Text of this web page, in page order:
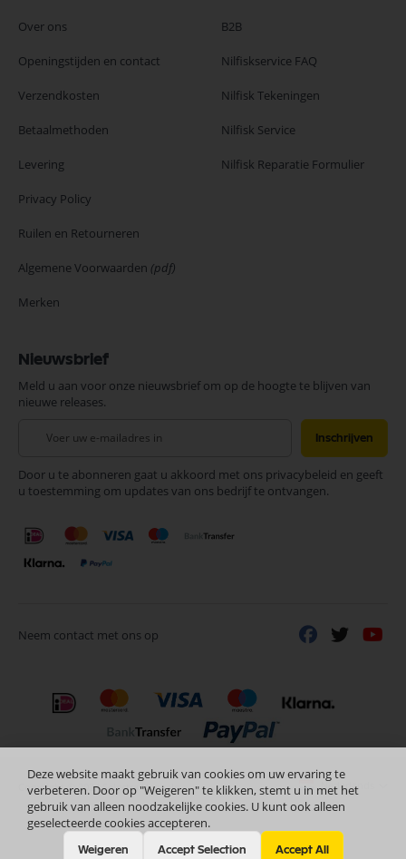
Over ons
Openingstijden en contact
Verzendkosten
Betaalmethoden
Levering
Privacy Policy
Ruilen en Retourneren
Algemene Voorwaarden (pdf)
Merken
B2B
Nilfiskservice FAQ
Nilfisk Tekeningen
Nilfisk Service
Nilfisk Reparatie Formulier
Nieuwsbrief
Meld u aan voor onze nieuwsbrief om op de hoogte te blijven van
nieuwe releases.
onze
nieuwsbrief
Inschrijven
Door u te abonneren gaat u akkoord met ons privacybeleid en geeft
u toestemming om updates van ons bedrijf te ontvangen.
Neem contact met ons op
Deze website maakt gebruik van cookies om uw ervaring te
verbeteren. Door op "Weigeren" te klikken, stemt u in met het
gebruik van alleen noodzakelijke cookies. U kunt ook alleen
geselecteerde cookies accepteren.
Weigeren Accept Selection Accept All
Copyright © 2024 Selectra Hengelo Nederlands